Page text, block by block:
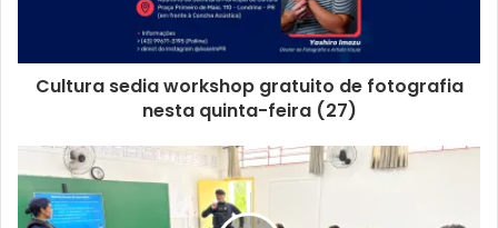
Foto: Júlio Sodré / divulgação
O incentivo municipal, gerido pela FEL, fomentará dezenas
de modalidades esportivas no decorrer deste ano, entre
times masculinos e femininos, valorizando diferentes
perfis de projetos que incluem atendimento desde
crianças até adultos. Essa esteira dá visibilidade ao
esporte em sua amplitude, potencializando a formação de
Cultura sedia workshop gratuito de fotografia
nesta quinta-feira (27)